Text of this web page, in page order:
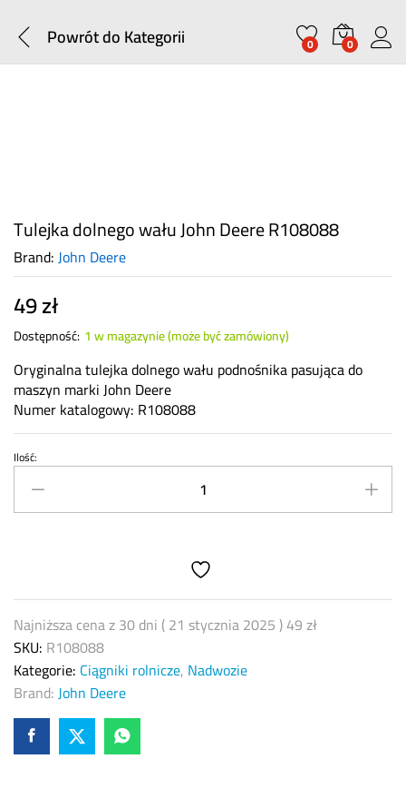
Powrót doKategorii 0 0
Tulejka dolnego wału John Deere R108088
Brand:John Deere
49zł
Dostępność: 1 w magazynie (może być zamówiony)
Oryginalna tulejka dolnego wału podnośnika pasująca do
maszyn marki John Deere
Numer katalogowy: R108088
Tulejka
dolnego
wału
quantity
Ilość:
Najniższa cena z 30 dni (21 stycznia 2025)49zł
SKU: R108088
Kategorie: Ciągniki rolnicze, Nadwozie
Brand:John Deere